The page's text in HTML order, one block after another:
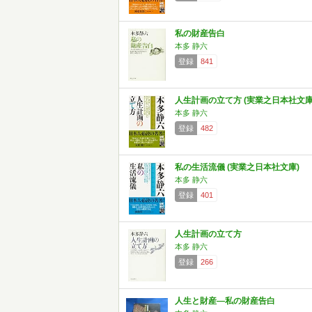
私の財産告白
本多 静六
登録
841
人生計画の立て方 (実業之日本社文
本多 静六
登録
482
私の生活流儀 (実業之日本社文庫)
本多 静六
登録
401
人生計画の立て方
本多 静六
登録
266
人生と財産―私の財産告白